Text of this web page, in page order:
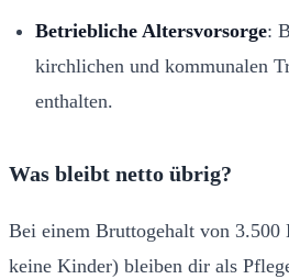
Betriebliche Altersvorsorge:
kirchlichen und kommunalen
enthalten.
Was bleibt netto übrig?
Bei einem Bruttogehalt von 3.500
keine Kinder) bleiben dir als